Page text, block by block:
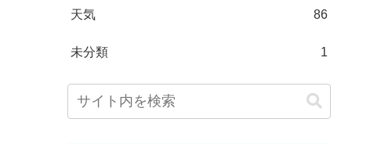
天気 86
未分類 1